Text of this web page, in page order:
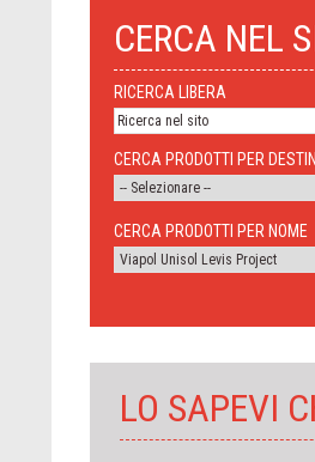
CERCA NEL
RICERCA LIBERA
CERCA PRODOTTI PER
CERCA PRODOTTI PER NOME
LO SAPEVI